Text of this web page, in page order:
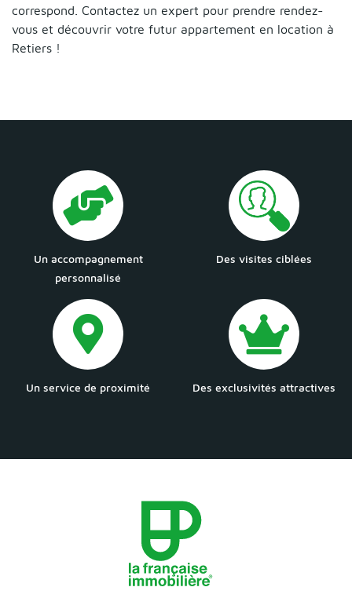
correspond. Contactez un expert pour prendre rendez-
vous et découvrir votre futur appartement en location à
Retiers !
Un accompagnement
personnalisé
Des visites ciblées
Un service de proximité Des exclusivités attractives